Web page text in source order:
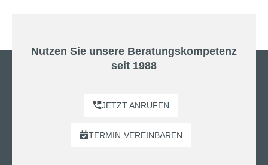
Nutzen Sie unsere Beratungskompetenz
seit 1988
JETZT ANRUFEN
TERMIN VEREINBAREN